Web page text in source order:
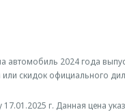
2024 года
скидок официального
г. Данная цена